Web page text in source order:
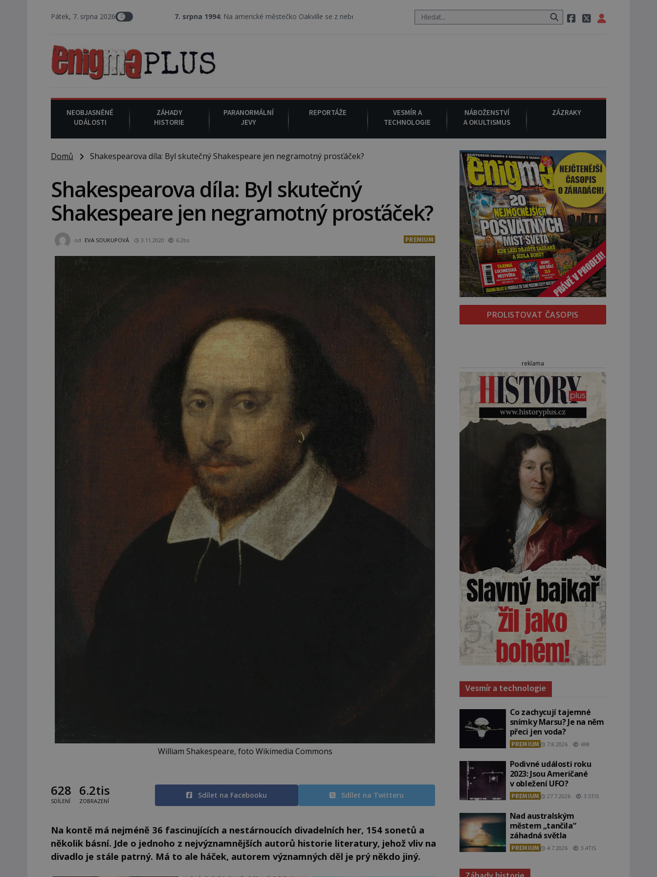
Pátek, 7. srpna 20267. srpna 1994 : Na americké městečko Oakville se z nebe snáší podivná rosolovitá látka neznámého původu. : Na americké městečko Oakville se z
NEOBJASNĚNÉ
UDÁLOSTI
ZÁHADY
HISTORIE
PARANORMÁLNÍ
JEVY
REPORTÁŽE
VESMÍR A
TECHNOLOGIE
NÁBOŽENSTVÍ
A OKULTISMUS
ZÁZRAKY
Domů Shakespearova díla: Byl skutečný Shakespeare jen negramotný prosťáček?
Shakespearova díla: Byl skutečný
Shakespeare jen negramotný prosťáček?
od EVA SOUKUPOVÁ 3.11.2020 6.2tis PREMIUM
William Shakespeare, foto Wikimedia Commons
628
SDÍLENÍ
6.2tis
ZOBRAZENÍ
Sdílet na Facebooku Sdílet na Twitteru
Na kontě má nejméně 36 fascinujících a nestárnoucích divadelních her, 154 sonetů a
několik básní. Jde o jednoho z nejvýznamnějších autorů historie literatury, jehož vliv na
divadlo je stále patrný. Má to ale háček, autorem významných děl je prý někdo jiný.
PROLISTOVAT ČASOPIS
reklama
Vesmír a technologie
Co zachycují tajemné
snímky Marsu? Je na něm
přeci jen voda?
PREMIUM 7.8.2026 698
Podivné události roku
2023: Jsou Američané
v obležení UFO?
PREMIUM 27.7.2026 3.5TIS
Nad australským
městem „tančila“
záhadná světla
PREMIUM 4.7.2026 3.4TIS